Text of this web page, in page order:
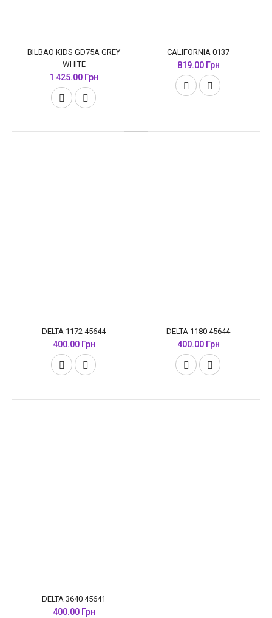
BILBAO KIDS GD75A GREY
WHITE
1 425.00 Грн
CALIFORNIA 0137
819.00 Грн
DELTA 1172 45644
400.00 Грн
DELTA 1180 45644
400.00 Грн
DELTA 3640 45641
400.00 Грн